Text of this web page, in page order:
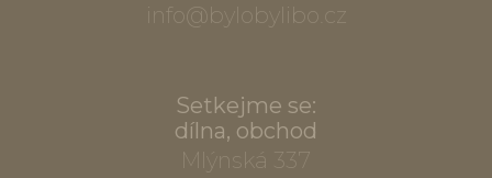
info@bylobylibo.cz
Setkejme se:
dílna, obchod
Mlýnská 337